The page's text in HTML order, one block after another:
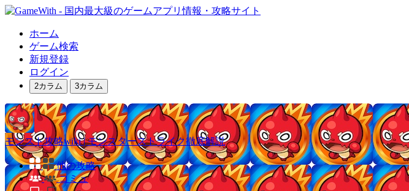
ホーム
ゲーム検索
新規登録
ログイン
2カラム 3カラム
モンスト攻略wiki | モンスターストライク徹底解説
他の攻略
コミュ